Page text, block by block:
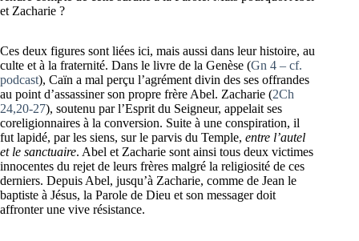
et Zacharie ?
Ces deux figures sont liées ici, mais aussi dans leur histoire, au
culte et à la fraternité. Dans le livre de la Genèse (Gn 4 – cf.
podcast), Caïn a mal perçu l’agrément divin des ses offrandes
au point d’assassiner son propre frère Abel. Zacharie (2Ch
24,20-27), soutenu par l’Esprit du Seigneur, appelait ses
coreligionnaires à la conversion. Suite à une conspiration, il
fut lapidé, par les siens, sur le parvis du Temple, entre l’autel
et le sanctuaire. Abel et Zacharie sont ainsi tous deux victimes
innocentes du rejet de leurs frères malgré la religiosité de ces
derniers. Depuis Abel, jusqu’à Zacharie, comme de Jean le
baptiste à Jésus, la Parole de Dieu et son messager doit
affronter une vive résistance.